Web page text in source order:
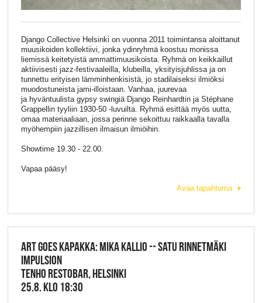
Django Collective Helsinki on vuonna 2011 toimintansa aloittanut
muusikoiden kollektiivi, jonka ydinryhmä koostuu monissa
liemissä keitetyistä ammattimuusikoista. Ryhmä on keikkaillut
aktiivisesti jazz-festivaaleilla, klubeilla, yksityisjuhlissa ja on
tunnettu erityisen lämminhenkisistä, jo stadilaiseksi ilmiöksi
muodostuneista jami-illoistaan. Vanhaa, juurevaa
ja hyväntuulista gypsy swingiä Django Reinhardtin ja Stéphane
Grappellin tyyliin 1930-50 -luvuilta. Ryhmä esittää myös uutta,
omaa materiaaliaan, jossa perinne sekoittuu raikkaalla tavalla
myöhempiin jazzillisen ilmaisun ilmiöihin.
Showtime 19.30 - 22.00.
Vapaa pääsy!
Avaa tapahtuma
ART GOES KAPAKKA: MIKA KALLIO -- SATU RINNETMÄKI
IMPULSION
TENHO RESTOBAR, HELSINKI
25.8. KLO 18:30